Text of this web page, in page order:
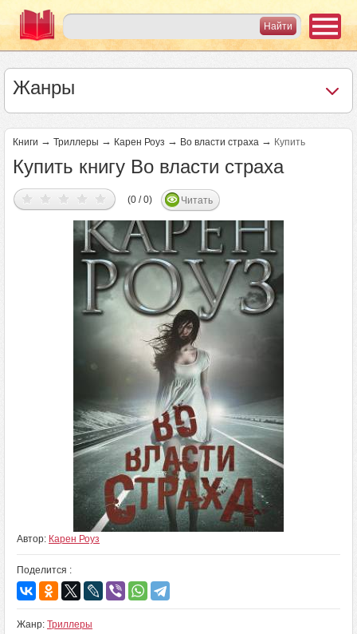
Жанры
Книги → Триллеры → Карен Роуз → Во власти страха → Купить
Купить книгу Во власти страха
(0 / 0) Читать
Автор: Карен Роуз
Поделится :
Жанр: Триллеры